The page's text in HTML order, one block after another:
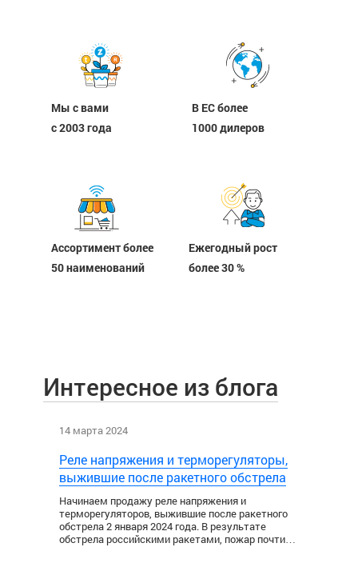
Мы с вами
c 2003 года
В ЕС более
1000 дилеров
Ассортимент более
50 наименований
Ежегодный рост
более 30 %
Интересное из блога
14 марта 2024
Реле напряжения и терморегуляторы,
выжившие после ракетного обстрела
Начинаем продажу реле напряжения и
терморегуляторов, выжившие после ракетного
обстрела 2 января 2024 года. В результате
обстрела российскими ракетами, пожар почти…